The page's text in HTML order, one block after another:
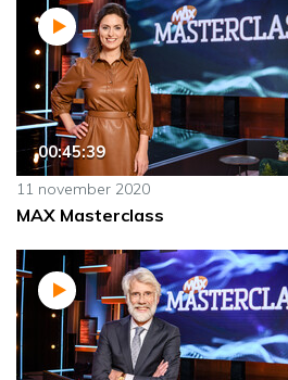
00:45:39
11 november 2020
MAX Masterclass